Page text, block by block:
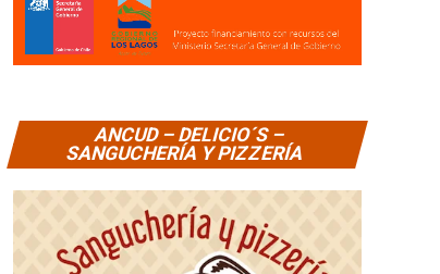
ANCUD – DELICIO´S –
SANGUCHERÍA Y PIZZERÍA